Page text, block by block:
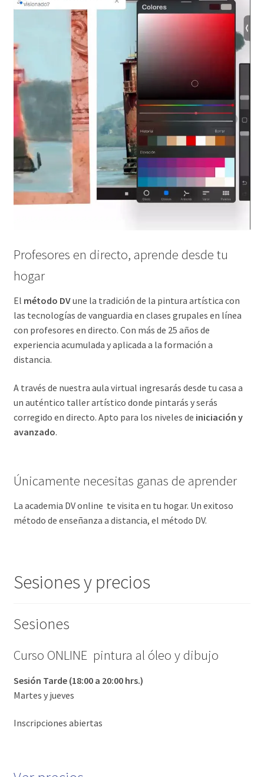
Pintura Infantil
Sesiones y Precios
Preguntas frecuentes
Normativa
Visitar Madrid
Encargos
D
Archivo
Tienda online
Contacto
Profesores en directo, aprende desde tu
hogar
El método DVune la tradición de la pintura artística con
las tecnologías de vanguardia en clases grupales en línea
con profesores en directo. Con más de 25 años de
experiencia acumulada y aplicada a la formación a
distancia.
A través de nuestra aula virtual ingresarás desde tu casa a
un auténtico taller artístico donde pintarás y serás
corregido en directo. Apto para los niveles de iniciación y
avanzado.
Únicamente necesitas ganas de aprender
La academia DV online te visita en tu hogar. Un exitoso
método de enseñanza a distancia, el método DV.
Sesiones y precios
Sesiones
Curso ONLINE pintura al óleo y dibujo
Sesión Tarde (18:00 a 20:00 hrs.)
Martes y jueves
Inscripciones abiertas